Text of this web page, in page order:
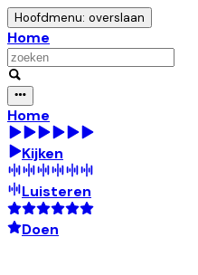
Hoofdmenu: overslaan
Home
Home
Kijken
Luisteren
Doen